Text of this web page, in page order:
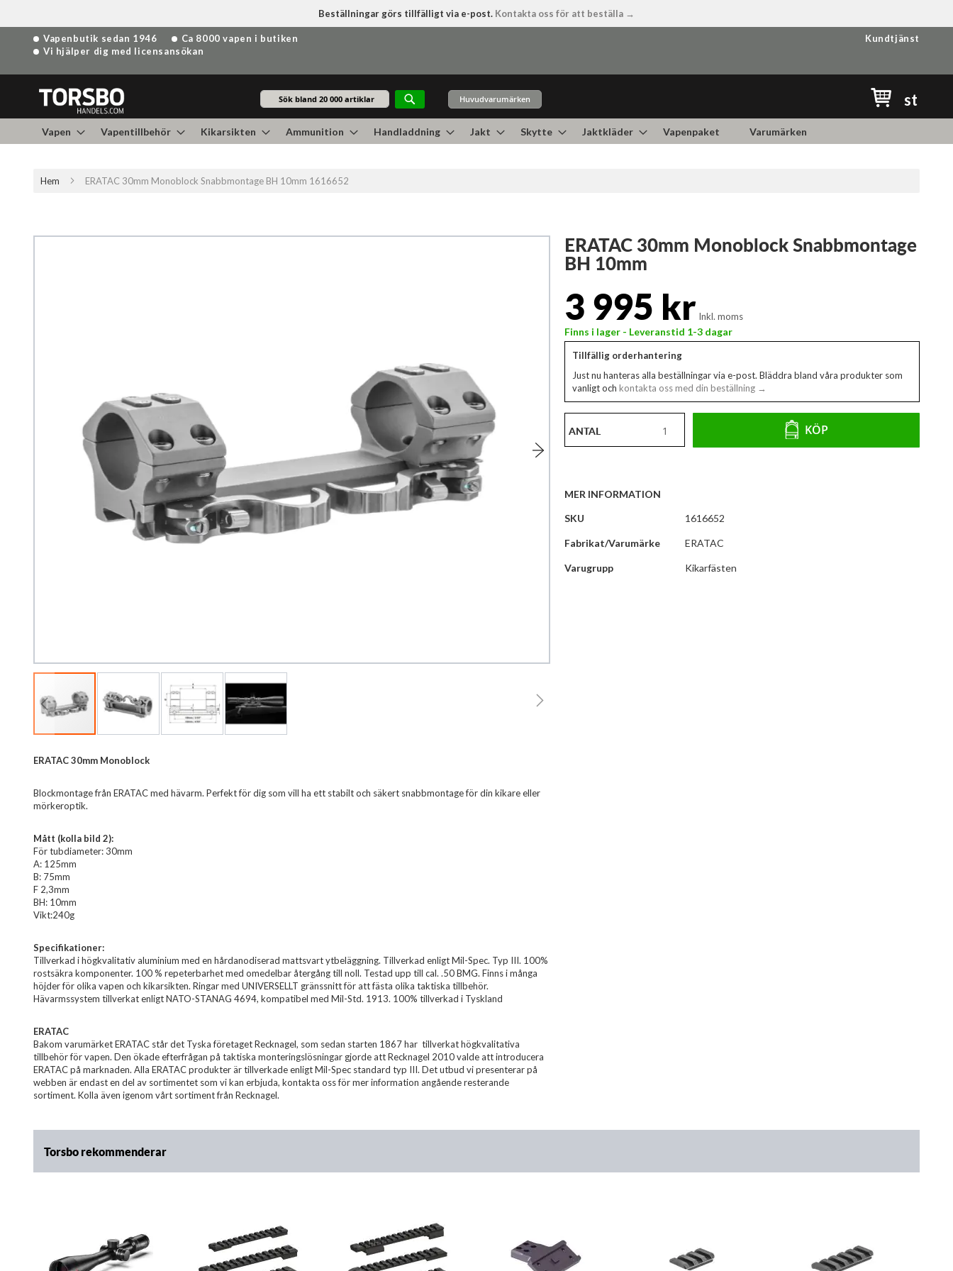
Beställningar görs tillfälligt via e-post. Kontakta oss för att beställa →
Hoppa
till
Vapenbutik sedan 1946
Ca 8000 vapen i butiken
Vi hjälper dig med licensansökan
Kundtjänst
Sök
Huvudvarumärken st
Vapen Vapentillbehör Kikarsikten Ammunition Handladdning Jakt Skytte Jaktkläder Vapenpaket Varumärken
Hem ERATAC 30mm Monoblock Snabbmontage BH 10mm 1616652
Hoppa
av
bildgalleriet
ERATAC 30mm Monoblock
Blockmontage från ERATAC med hävarm. Perfekt för dig som vill ha ett stabilt och säkert snabbmontage för din kikare eller
mörkeroptik.
Mått (kolla bild 2):
För tubdiameter: 30mm
A: 125mm
B: 75mm
F 2,3mm
BH: 10mm
Vikt:240g
Specifikationer:
Tillverkad i högkvalitativ aluminium med en hårdanodiserad mattsvart ytbeläggning. Tillverkad enligt Mil-Spec. Typ III. 100%
rostsäkra komponenter. 100 % repeterbarhet med omedelbar återgång till noll. Testad upp till cal. .50 BMG. Finns i många
höjder för olika vapen och kikarsikten. Ringar med UNIVERSELLT gränssnitt för att fästa olika taktiska tillbehör.
Hävarmssystem tillverkat enligt NATO-STANAG 4694, kompatibel med Mil-Std. 1913. 100% tillverkad i Tyskland
ERATAC
Bakom varumärket ERATAC står det Tyska företaget Recknagel, som sedan starten 1867 har tillverkat högkvalitativa
tillbehör för vapen. Den ökade efterfrågan på taktiska monteringslösningar gjorde att Recknagel 2010 valde att introducera
ERATAC på marknaden. Alla ERATAC produkter är tillverkade enligt Mil-Spec standard typ III. Det utbud vi presenterar på
webben är endast en del av sortimentet som vi kan erbjuda, kontakta oss för mer information angående resterande
sortiment. Kolla även igenom vårt sortiment från Recknagel.
ERATAC 30mm Monoblock Snabbmontage
BH 10mm
3 995 kr Inkl. moms
Finns i lager - Leveranstid 1-3 dagar
Tillfällig orderhantering
Just nu hanteras alla beställningar via e-post. Bläddra bland våra produkter som
vanligt och kontakta oss med din beställning →
ANTAL KÖP
MER INFORMATION
Mer
SKU 1616652
Fabrikat/Varumärke ERATAC
Varugrupp Kikarfästen
Torsbo rekommenderar